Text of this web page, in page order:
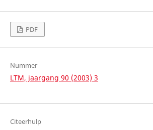
PDF
Nummer
LTM, jaargang 90 (2003) 3
Citeerhulp